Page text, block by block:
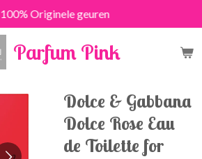
Parfum Pink
100% Originele geuren
Dolce & Gabbana
Dolce Rose Eau
de Toilette for